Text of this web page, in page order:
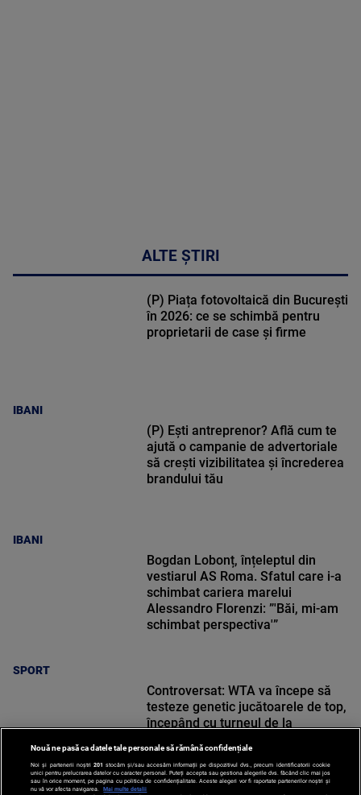
ALTE ȘTIRI
IBANI
(P) Piața fotovoltaică din București
în 2026: ce se schimbă pentru
proprietarii de case și firme
IBANI
(P) Ești antreprenor? Află cum te
ajută o campanie de advertoriale
să crești vizibilitatea și încrederea
brandului tău
SPORT
Bogdan Lobonț, înțeleptul din
vestiarul AS Roma. Sfatul care i-a
schimbat cariera marelui
Alessandro Florenzi: ”'Băi, mi-am
schimbat perspectiva'”
Controversat: WTA va începe să
testeze genetic jucătoarele de top,
începând cu turneul de la
Nouă ne pasă ca datele tale personale să rămână confidențiale
Noi și partenerii noștri 201 stocăm și/sau accesăm informații pe dispozitivul dvs., precum identificatorii cookie
unici pentru prelucrarea datelor cu caracter personal. Puteți accepta sau gestiona alegerile dvs. făcând clic mai jos
sau în orice moment, pe pagina cu politica de confidențialitate. Aceste alegeri vor fi raportate partenerilor noștri și
nu vă vor afecta navigarea.
Mai multe detalii